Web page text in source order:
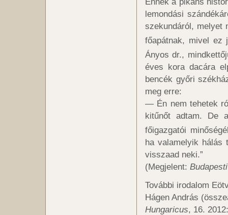
lemondási
szekundáról, melyet
főapátnak, mivel ez
Ányos dr.,
éves kora dacára
bencék győri
meg erre:
— Én nem tehetek
kitűnőt adtam. De
főigazgatói
ha valamelyik hálás
visszaad neki.”
(Megjelent:
További irodalom
Hágen András
Hungaricus, 16.